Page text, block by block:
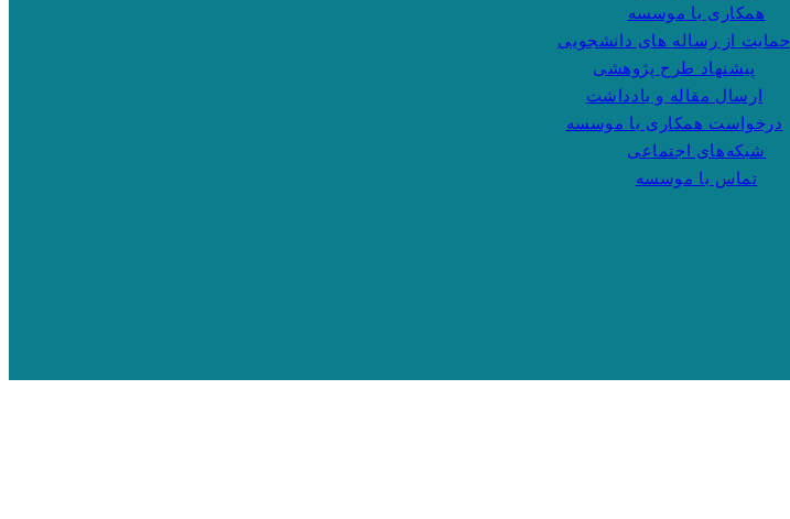
همکاری با موسسه
حمایت از رساله های دانشجویی
پیشنهاد طرح پژوهشی
ارسال مقاله و یادداشت
درخواست همکاری با موسسه
شبکه‌های اجتماعی
تماس با موسسه